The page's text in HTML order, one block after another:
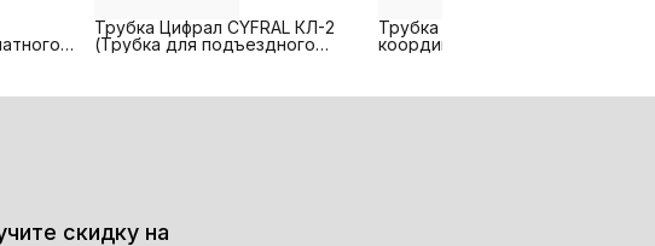
Трубка Цифрал CYFRAL КЛ-2
(Трубка для подъездного
Трубка КМ-3 для подъездного
координатного домофона
скидку на